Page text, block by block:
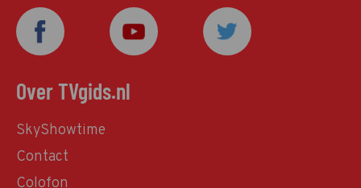
Over TVgids.nl
SkyShowtime
Contact
Colofon